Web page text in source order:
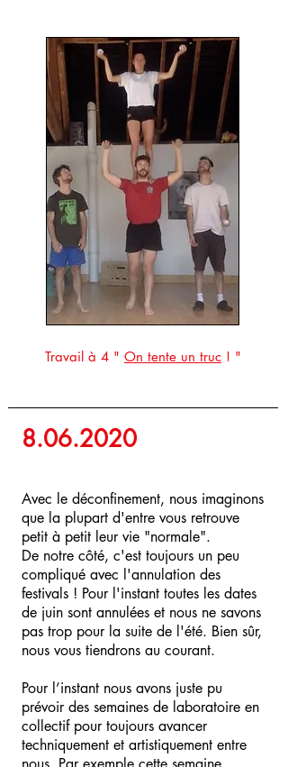
Travail à 4 " On tente un truc ! "
8.06.2020
Avec le déconfinement, nous imaginons
que la plupart d'entre vous retrouve
petit à petit leur vie "normale".
De notre côté, c'est toujours un peu
compliqué avec l'annulation des
festivals ! Pour l'instant toutes les dates
de juin sont annulées et nous ne savons
pas trop pour la suite de l'été. Bien sûr,
nous vous tiendrons au courant.
Pour l’instant nous avons juste pu
prévoir des semaines de laboratoire en
collectif pour toujours avancer
techniquement et artistiquement entre